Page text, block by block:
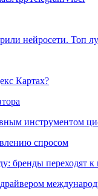
нейросети. Топ
Картах?
инструментом
спросом
бренды переходят